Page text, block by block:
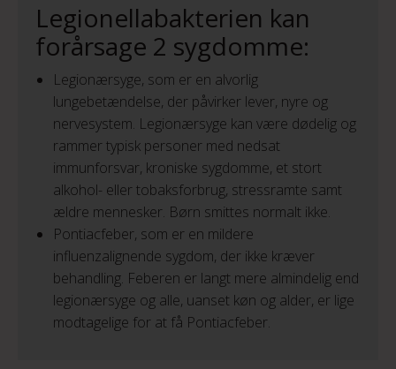
Legionellabakterien kan
forårsage 2 sygdomme:
Legionærsyge, som er en alvorlig
lungebetændelse, der påvirker lever, nyre og
nervesystem. Legionærsyge kan være dødelig og
rammer typisk personer med nedsat
immunforsvar, kroniske sygdomme, et stort
alkohol- eller tobaksforbrug, stressramte samt
ældre mennesker. Børn smittes normalt ikke.
Pontiacfeber, som er en mildere
influenzalignende sygdom, der ikke kræver
behandling. Feberen er langt mere almindelig end
legionærsyge og alle, uanset køn og alder, er lige
modtagelige for at få Pontiacfeber.